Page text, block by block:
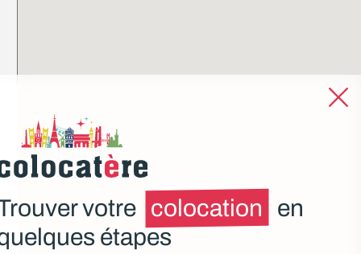
votre colocation
en
étapes